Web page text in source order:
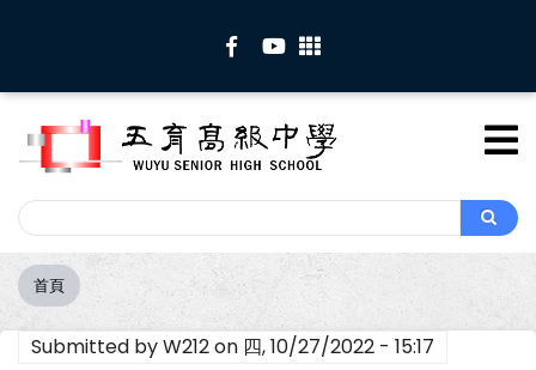
內
Search
Search
導
航
連
首頁
Submitted byW212on 四, 10/27/2022 - 15:17